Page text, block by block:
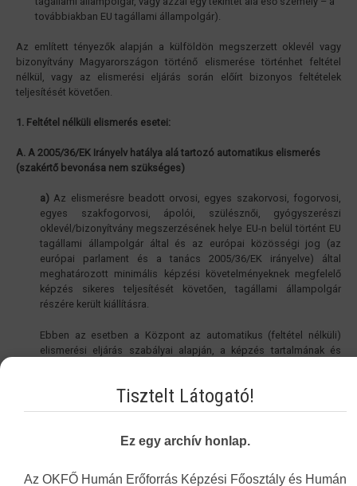
továbbiakban EU tagállami állampolgár).
Az említett tényezők alapján a külföldön megszerzett oklevél vagy
bizonyítvány Magyarországon történő elismerése történhet feltétel
nélkül, vagy az elismerési eljárás során előírt bizonyos feltételek
teljesítését követően.
1. Feltétel nélküli elismerés esetei:
A. A 2005/36/EK Irányelv hatálya alá tartozó automatikus elismerés
(szakértő bevonása nem szükséges)
a) Az elismerésre beadott orvosi, egyes szakorvosi, fogorvosi,
egyes szakfogorvosi, ápolói, szülésznői, gyógyszerészi
oklevél/bizonyítvány megszerzésének helye EU-n belül történt EU
tagállami állampolgár által és az európai közösségi jog (az
európai parlament és a tanács 2005/36/EK irányelve) által
meghatározott minimális képzési követelményeknek megfelelő
képzés sikeres teljesítését követően, tagállami állampolgár
részére került kiállításra.
Ebben az esetben a Központ az automatikus (feltétel nélküli)
elismerési eljárás szabályai alapján, a képzés tartalmának és
b)Az EU-n belül EU tagállami állampolgár által megszerzett és a
fogorvosi, szakfogorvosi, ápolói, szülésznői, gyógyszerészi
ugyan a képzés nem felel meg az előző pont szerinti, automatikus
Tisztelt Látogató!
Ez egy archív honlap.
Az OKFŐ Humán Erőforrás Képzési Főosztály és Humán